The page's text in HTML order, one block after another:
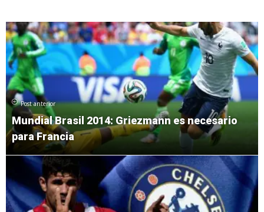
Post anterior
Mundial Brasil 2014: Griezmann es necesario
para Francia